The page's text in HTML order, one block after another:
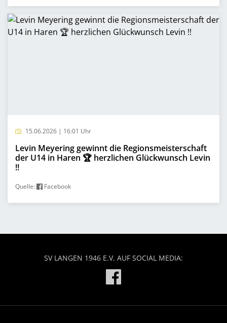
15.06.2026 | 16:01 Uhr
Levin Meyering gewinnt die Regionsmeisterschaft
der U14 in Haren 🏆 herzlichen Glückwunsch Levin
!!
Quelle: Facebook
SV LANGEN 1946 E.V. AUF SOCIAL MEDIA: